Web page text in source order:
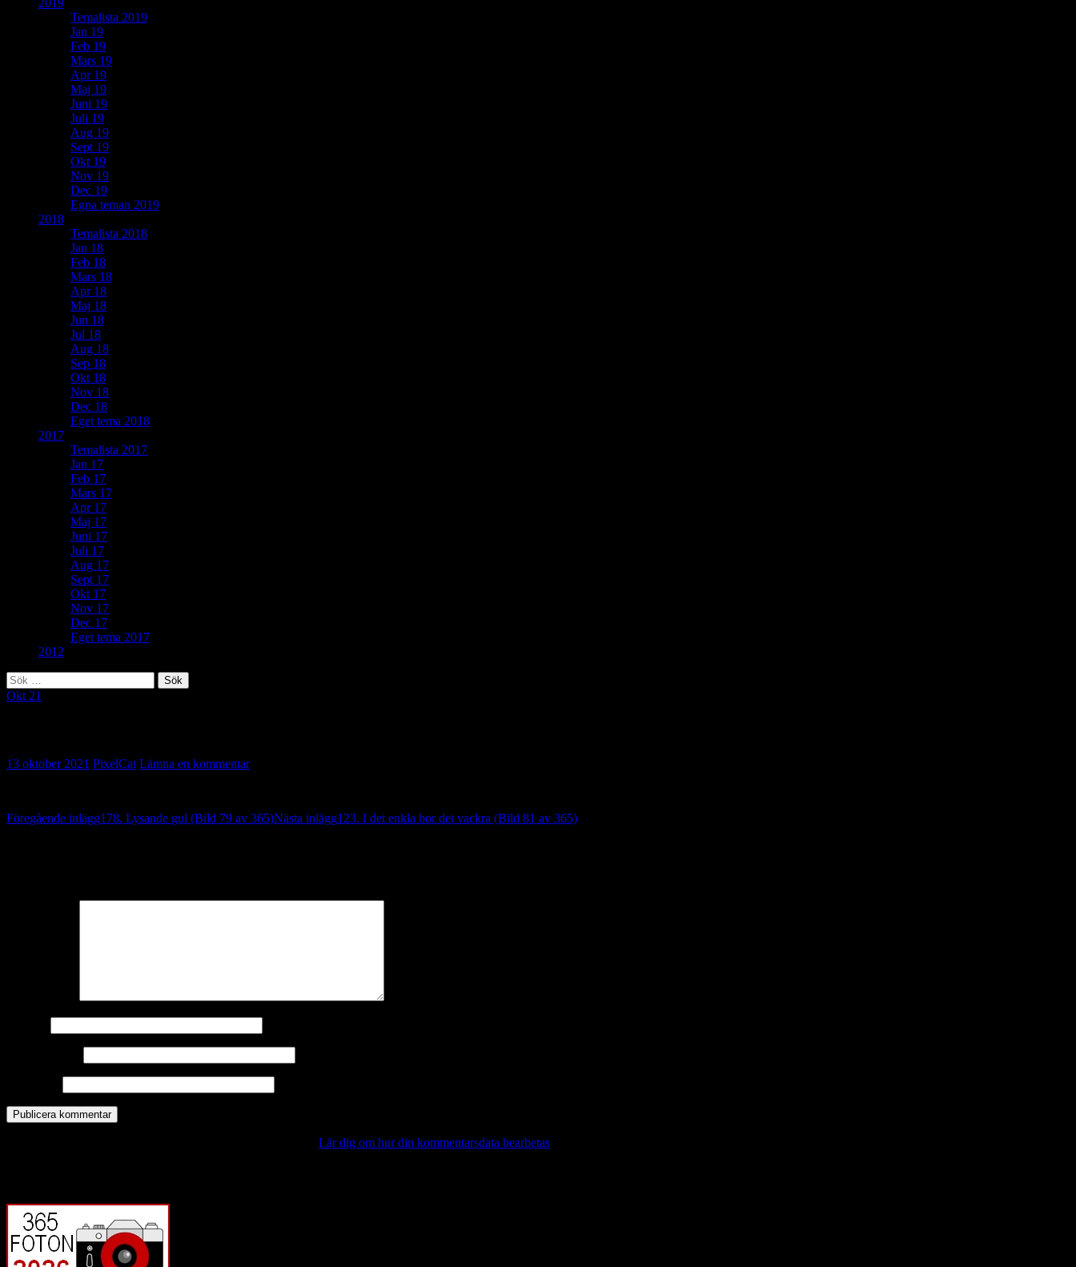
Temalista 2019
Jan 19
Feb 19
Mars 19
Apr 19
Maj 19
Juni 19
Juli 19
Aug 19
Sept 19
Okt 19
Nov 19
Dec 19
Egna teman 2019
2018
Temalista 2018
Jan 18
Feb 18
Mars 18
Apr 18
Maj 18
Jun 18
Jul 18
Aug 18
Sep 18
Okt 18
Nov 18
Dec 18
Eget tema 2018
2017
Temalista 2017
Jan 17
Feb 17
Mars 17
Apr 17
Maj 17
Juni 17
Juli 17
Aug 17
Sept 17
Okt 17
Nov 17
Dec 17
Eget tema 2017
2012
Sök
efter:
Okt 21
13 oktober 2021 PixelCat Lämna en kommentar
Inläggsnavigering
Föregående inlägg178. Lysande gul (Bild 79 av 365)Nästa inlägg123. I det enkla bor det vackra (Bild 81 av 365)
Lär dig om hur din kommentarsdata bearbetas